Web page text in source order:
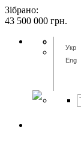
Зібрано:
43 500 000 грн.
Укр
Eng